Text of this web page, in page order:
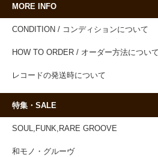
MORE INFO
CONDITION / コンディションについて
HOW TO ORDER / オーダー方法について
レコードの発送時について
特集・SALE
SOUL,FUNK,RARE GROOVE
和モノ・グルーヴ